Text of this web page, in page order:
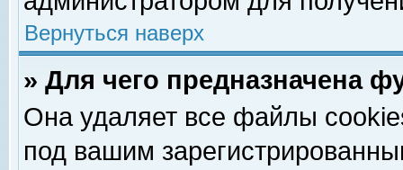
Вернуться наверх
» Для чего предназначена
Она удаляет все файлы
под вашим